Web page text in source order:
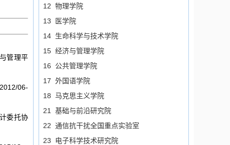
管理平
06-
委托协
12 物理学院
13 医学院
14 生命科学与技术学院
15 经济与管理学院
16 公共管理学院
17 外国语学院
18 马克思主义学院
21 基础与前沿研究院
22 通信抗干扰全国重点实验室
23 电子科学技术研究院